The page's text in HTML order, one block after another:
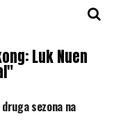
Luk Nuen
druga sezona na